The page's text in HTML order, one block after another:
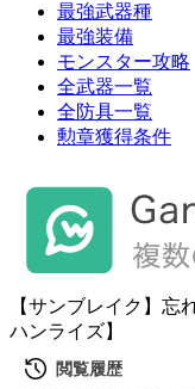
最強武器種
最強装備
モンスター攻略
全武器一覧
全防具一覧
勲章獲得条件
【サンブレイク】忘
ハンライズ】